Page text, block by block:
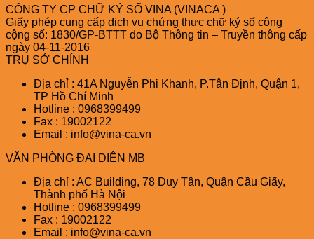
CÔNG TY CP CHỮ KÝ SỐ VINA (VINACA )
Giấy phép cung cấp dịch vụ chứng thực chữ ký số công
cộng số: 1830/GP-BTTT do Bộ Thông tin – Truyền thông cấp
ngày 04-11-2016
TRỤ SỞ CHÍNH
Địa chỉ : 41A Nguyễn Phi Khanh, P.Tân Định, Quận 1,
TP Hồ Chí Minh
Hotline : 0968399499
Fax : 19002122
Email : info@vina-ca.vn
VĂN PHÒNG ĐẠI DIỆN MB
Địa chỉ : AC Building, 78 Duy Tân, Quận Cầu Giấy,
Thành phố Hà Nội
Hotline : 0968399499
Fax : 19002122
Email : info@vina-ca.vn